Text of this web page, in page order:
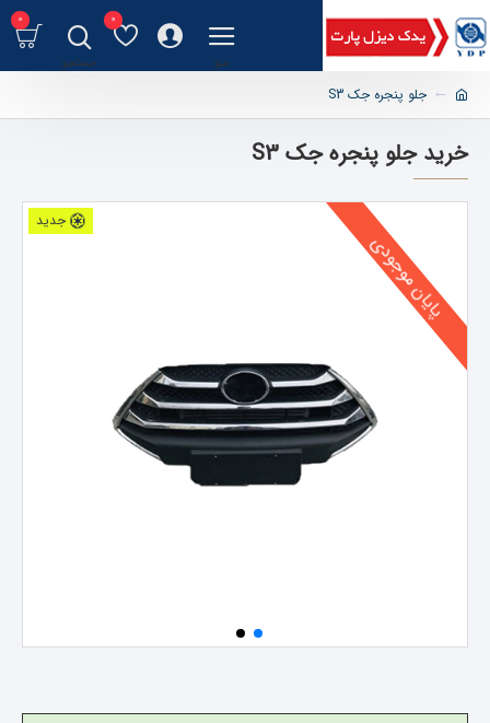
0
0
جلو پنجره جک S3
خرید جلو پنجره جک S3
جدید
پایان موجودی